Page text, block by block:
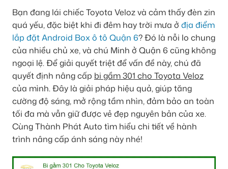
Bạn đang lái chiếc Toyota Veloz và cảm thấy đèn zin
quá yếu, đặc biệt khi đi đêm hay trời mưa ở địa điểm
lắp đặt Android Box ô tô Quận 6? Đó là nỗi lo chung
của nhiều chủ xe, và chú Minh ở Quận 6 cũng không
ngoại lệ. Để giải quyết triệt để vấn đề này, chú đã
quyết định nâng cấp bi gầm 301 cho Toyota Veloz
của mình. Đây là giải pháp hiệu quả, giúp tăng
cường độ sáng, mở rộng tầm nhìn, đảm bảo an toàn
tối đa mà vẫn giữ được vẻ đẹp nguyên bản của xe.
Cùng Thành Phát Auto tìm hiểu chi tiết về hành
trình nâng cấp ánh sáng này nhé!